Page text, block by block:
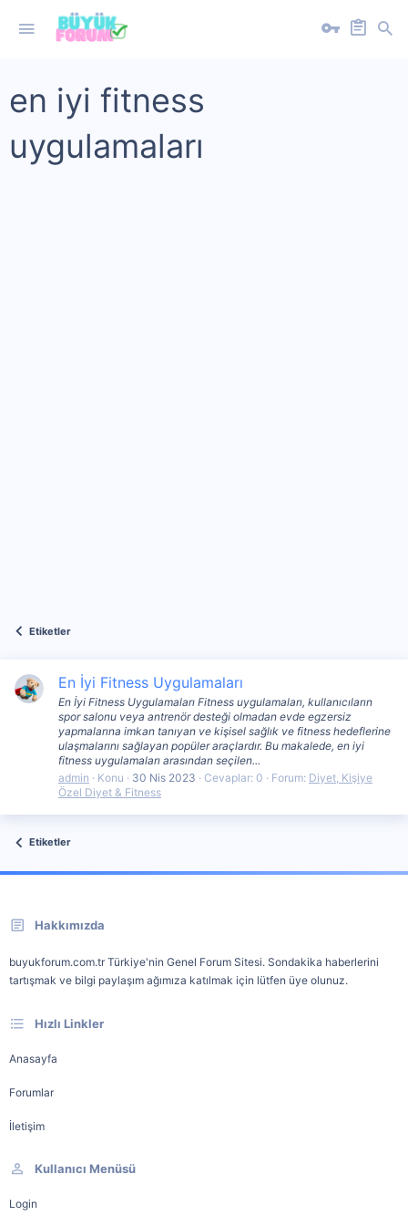
en iyi fitness
uygulamaları
Etiketler
En İyi Fitness Uygulamaları
En İyi Fitness Uygulamaları Fitness uygulamaları, kullanıcıların
spor salonu veya antrenör desteği olmadan evde egzersiz
yapmalarına imkan tanıyan ve kişisel sağlık ve fitness hedeflerine
ulaşmalarını sağlayan popüler araçlardır. Bu makalede, en iyi
fitness uygulamaları arasından seçilen...
admin
Konu 30 Nis 2023 Cevaplar: 0 Forum: Diyet, Kişiye
Özel Diyet & Fitness
Etiketler
Hakkımızda
buyukforum.com.tr Türkiye'nin Genel Forum Sitesi. Sondakika haberlerini
tartışmak ve bilgi paylaşım ağımıza katılmak için lütfen üye olunuz.
Hızlı Linkler
Anasayfa
Forumlar
İletişim
Kullanıcı Menüsü
Login